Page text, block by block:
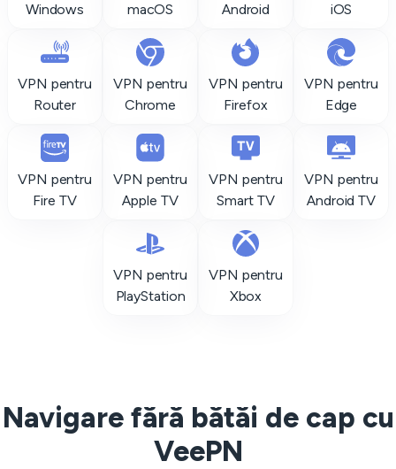
Windows
macOS
Android
iOS
VPN pentru
Router
VPN pentru
Chrome
VPN pentru
Firefox
VPN pentru
Edge
VPN pentru
Fire TV
VPN pentru
Apple TV
VPN pentru
Smart TV
VPN pentru
Android TV
VPN pentru
PlayStation
VPN pentru
Xbox
Navigare fără bătăi de cap cu
VeePN